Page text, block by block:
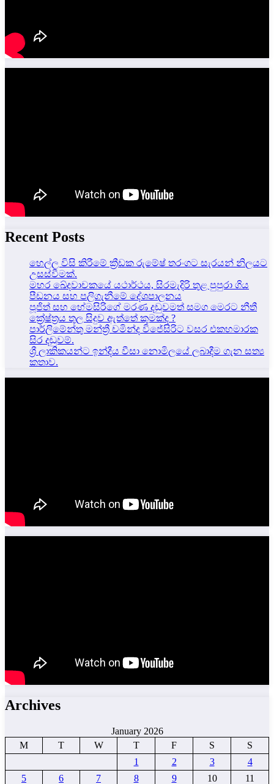
Recent Posts
හෙල්ල විසි කිරීමේ ක්‍රීඩක රුමේෂ් තරංගට සැරයන් නිලයට
උසස්වීමක්.
මහර ඛේදවාචකයේ යථාර්ථය, සිරමැදිරි තුළ පුපුරා ගිය
පීඩනය සහ පලිගැනීමේ දේශපාලනය
පූජිත් සහ හේමසිරිගේ මරණ දඩුවමත් සමග මෙරට නීතී
ක්‍රේෂ්ත්‍රය තුල සිදුව ඇත්තේ කුමක්ද ?
පාර්ලිමේන්තු මන්ත්‍රී චමින්ද විජේසිරිට වසර එකහමාරක
සිර දඬුවම්.
ශ්‍රී ලාකිකයන්ට ඉන්දීය වීසා නොමිලයේ ලබාදීම ගැන සත්‍ය
කතාව.
Archives
January 2026
M
T W T F S
S
1
2 3
4
5
6 7 8 9 10
11